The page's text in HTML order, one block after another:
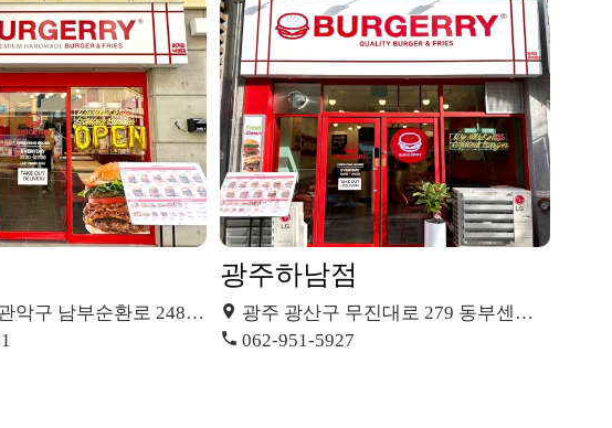
남부순환로 248길 7 (봉천동)
광주하남점
광주 광산구 무진대로 279 동부센트레빌 상가동 1층 116호 (우산동)
062-951-5927